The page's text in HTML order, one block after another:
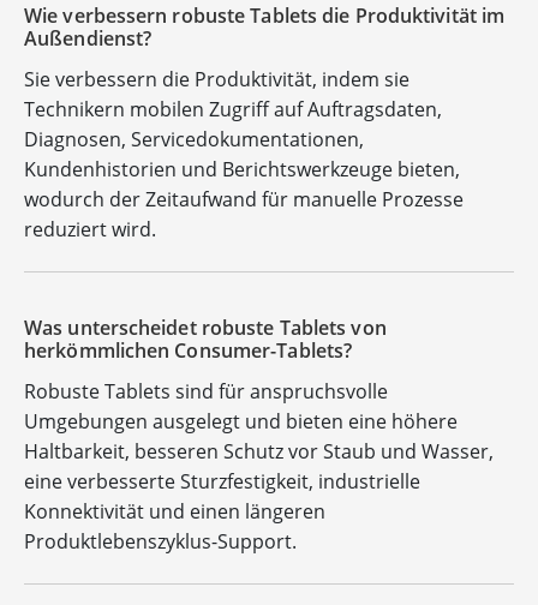
Wie verbessern robuste Tablets die Produktivität im
Außendienst?
Sie verbessern die Produktivität, indem sie
Technikern mobilen Zugriff auf Auftragsdaten,
Diagnosen, Servicedokumentationen,
Kundenhistorien und Berichtswerkzeuge bieten,
wodurch der Zeitaufwand für manuelle Prozesse
reduziert wird.
Was unterscheidet robuste Tablets von
herkömmlichen Consumer-Tablets?
Robuste Tablets sind für anspruchsvolle
Umgebungen ausgelegt und bieten eine höhere
Haltbarkeit, besseren Schutz vor Staub und Wasser,
eine verbesserte Sturzfestigkeit, industrielle
Konnektivität und einen längeren
Produktlebenszyklus-Support.